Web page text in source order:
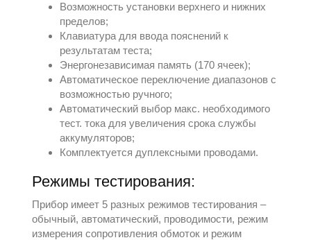
Возможность установки верхнего и нижних
пределов;
Клавиатура для ввода пояснений к
результатам теста;
Энергонезависимая память (170 ячеек);
Автоматическое переключение диапазонов с
возможностью ручного;
Автоматический выбор макс. необходимого
тест. тока для увеличения срока службы
аккумуляторов;
Комплектуется дуплексными проводами.
Режимы тестирования:
Прибор имеет 5 разных режимов тестирования –
обычный, автоматический, проводимости, режим
измерения сопротивления обмоток и режим